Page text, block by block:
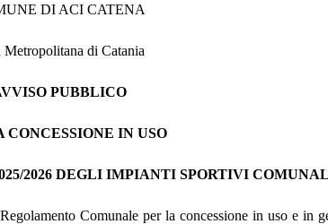
DI ACI CATENA
Metropolitana di Catania
PUBBLICO
CONCESSIONE IN USO
2026 DEGLI IMPIANTI SPORTIVI
Comunale per la concessione in uso e in